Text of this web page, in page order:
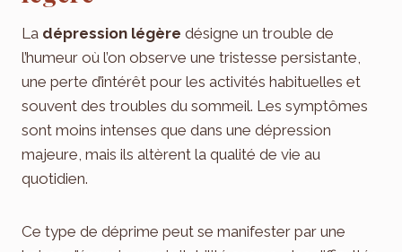
La dépression légère désigne un trouble de
l’humeur où l’on observe une tristesse persistante,
une perte d’intérêt pour les activités habituelles et
souvent des troubles du sommeil. Les symptômes
sont moins intenses que dans une dépression
majeure, mais ils altèrent la qualité de vie au
quotidien.
Ce type de déprime peut se manifester par une